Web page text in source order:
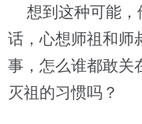
想到这种可能，
话，心想师祖和师
事，怎么谁都敢
灭祖的习惯吗？